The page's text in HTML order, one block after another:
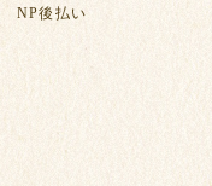
NP後払い